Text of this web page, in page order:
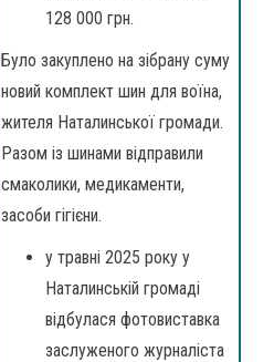
128 000 грн.
Було закуплено на зібрану суму
новий комплект шин для воїна,
жителя Наталинської громади.
Разом із шинами відправили
смаколики, медикаменти,
засоби гігієни.
у травні 2025 року у
Наталинській громаді
відбулася фотовиставка
заслуженого журналіста